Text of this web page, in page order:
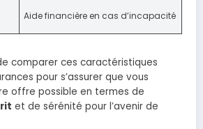
Aide financière en cas d’incapacité
comparer ces caractéristiques
pour s’assurer que vous
offre possible en termes de
et de sérénité pour l’avenir de